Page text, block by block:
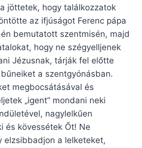
jöttetek, hogy találkozzatok
az ifjúságot Ferenc pápa
bemutatott szentmisén, majd
hogy ne szégyelljenek
Jézusnak, tárják fel előtte
a szentgyónásban.
megbocsátásával és
„igent” mondani neki
nagylelkűen
és kövessétek Őt! Ne
elzsibbadjon a lelketeket,